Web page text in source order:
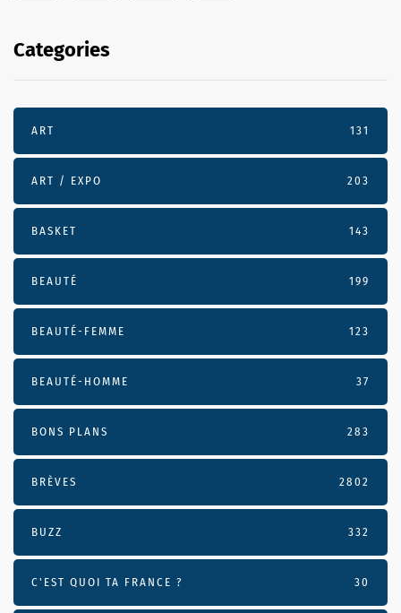
Categories
ART 131
ART / EXPO 203
BASKET 143
BEAUTÉ 199
BEAUTÉ-FEMME 123
BEAUTÉ-HOMME 37
BONS PLANS 283
BRÈVES 2802
BUZZ 332
C'EST QUOI TA FRANCE ? 30